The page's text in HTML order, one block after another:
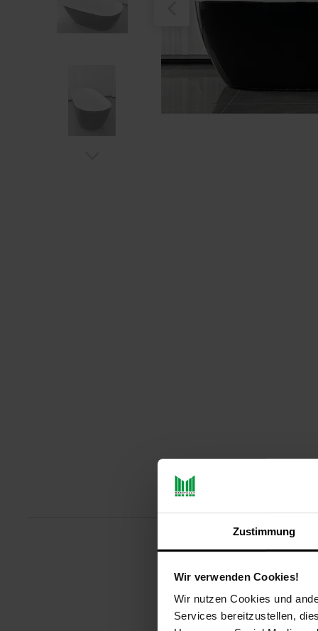
Zustimmung
Wir verwenden Cookies!
Wir nutzen Cookies und
Services bereitzustellen,
Stil und vollkommene
Produktdetails